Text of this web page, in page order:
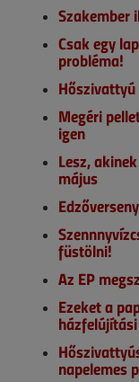
Szakember
Csak egy
probléma!
Megéri
igen
Lesz,
május
füstölni!
Az EP
Ezeket a
napelemes